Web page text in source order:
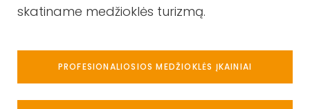
skatiname medžioklės turizmą.
PROFESIONALIOSIOS MEDŽIOKLĖS ĮKAINIAI